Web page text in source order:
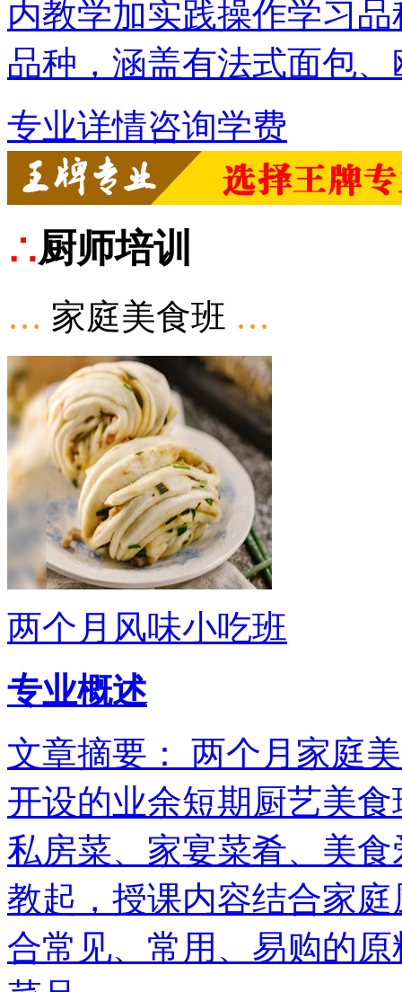
内教学加实践操作学习
品种，涵盖有法式面包
专业详情咨询学费
∴厨师培训
… 家庭美食班 …
两个月风味小吃班
专业概述
文章摘要： 两个月家庭
开设的业余短期厨艺美
私房菜、家宴菜肴、美
教起，授课内容结合家
合常见、常用、易购的